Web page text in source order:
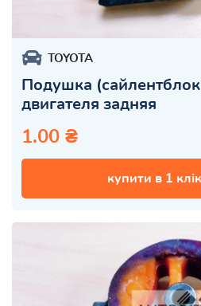
TOYOTA
Подушка
двигателя задняя
1.00 ₴
купити в 1 клік